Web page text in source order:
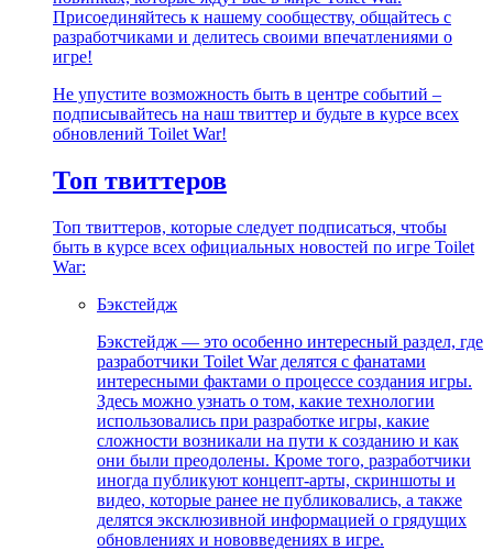
Присоединяйтесь к нашему сообществу, общайтесь с
разработчиками и делитесь своими впечатлениями о
игре!
Не упустите возможность быть в центре событий –
подписывайтесь на наш твиттер и будьте в курсе всех
обновлений Toilet War!
Топ твиттеров
Топ твиттеров, которые следует подписаться, чтобы
быть в курсе всех официальных новостей по игре Toilet
War:
Бэкстейдж
Бэкстейдж — это особенно интересный раздел, где
разработчики Toilet War делятся с фанатами
интересными фактами о процессе создания игры.
Здесь можно узнать о том, какие технологии
использовались при разработке игры, какие
сложности возникали на пути к созданию и как
они были преодолены. Кроме того, разработчики
иногда публикуют концепт-арты, скриншоты и
видео, которые ранее не публиковались, а также
делятся эксклюзивной информацией о грядущих
обновлениях и нововведениях в игре.